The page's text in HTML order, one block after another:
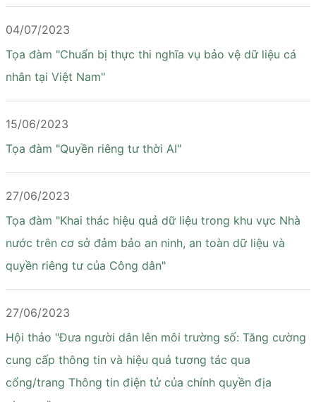
04/07/2023
Tọa đàm "Chuẩn bị thực thi nghĩa vụ bảo vệ dữ liệu cá
nhân tại Việt Nam"
15/06/2023
Tọa đàm "Quyền riêng tư thời AI"
27/06/2023
Tọa đàm "Khai thác hiệu quả dữ liệu trong khu vực Nhà
nước trên cơ sở đảm bảo an ninh, an toàn dữ liệu và
quyền riêng tư của Công dân"
27/06/2023
Hội thảo "Đưa người dân lên môi trường số: Tăng cường
cung cấp thông tin và hiệu quả tương tác qua
cổng/trang Thông tin điện tử của chính quyền địa